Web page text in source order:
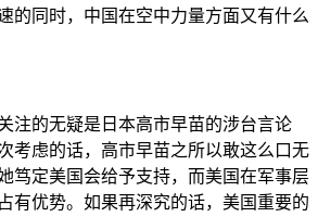
的同时，中国在空中力量方面又有什么
注的无疑是日本高市早苗的涉台言论
考虑的话，高市早苗之所以敢这么口无
笃定美国会给予支持，而美国在军事层
有优势。如果再深究的话，美国重要的